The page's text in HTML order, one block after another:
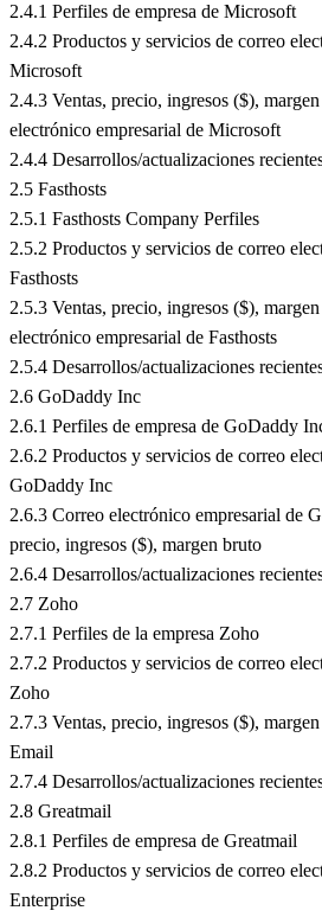
2.4.1 Perfiles de empresa de Microsoft
2.4.2 Productos y servicios de correo
Microsoft
2.4.3 Ventas, precio, ingresos ($),
electrónico empresarial de Microsoft
2.4.4 Desarrollos/actualizaciones
2.5 Fasthosts
2.5.1 Fasthosts Company Perfiles
2.5.2 Productos y servicios de correo
Fasthosts
2.5.3 Ventas, precio, ingresos ($),
electrónico empresarial de Fasthosts
2.5.4 Desarrollos/actualizaciones
2.6 GoDaddy Inc
2.6.1 Perfiles de empresa de GoDaddy
2.6.2 Productos y servicios de correo
GoDaddy Inc
2.6.3 Correo electrónico empresarial de
precio, ingresos ($), margen bruto
2.6.4 Desarrollos/actualizaciones
2.7 Zoho
2.7.1 Perfiles de la empresa Zoho
2.7.2 Productos y servicios de correo
Zoho
2.7.3 Ventas, precio, ingresos ($),
Email
2.7.4 Desarrollos/actualizaciones
2.8 Greatmail
2.8.1 Perfiles de empresa de Greatmail
2.8.2 Productos y servicios de correo
Enterprise